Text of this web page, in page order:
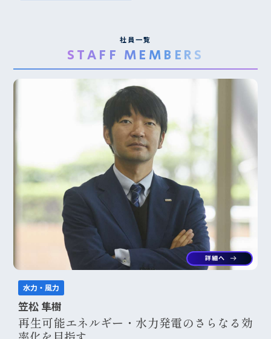
社員一覧
STAFF MEMBERS
詳細へ arrow_right_alt
水力・風力
笠松 隼樹
再生可能エネルギー・水力発電のさらなる効